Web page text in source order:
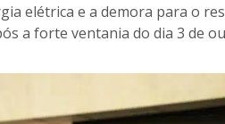
elétrica e a demora para o
a forte ventania do dia 3 de